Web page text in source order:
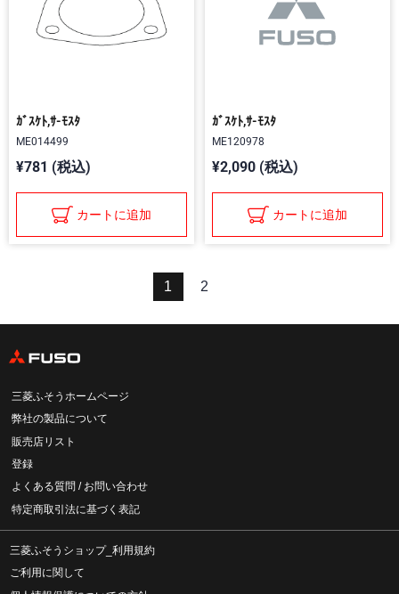
ｶﾞｽｹﾄ,ｻ-ﾓｽﾀ
ME014499
¥781 (税込)
カートに追加
ｶﾞｽｹﾄ,ｻ-ﾓｽﾀ
ME120978
¥2,090 (税込)
カートに追加
1 2
三菱ふそうホームページ
弊社の製品について
販売店リスト
登録
よくある質問 / お問い合わせ
特定商取引法に基づく表記
三菱ふそうショップ_利用規約
ご利用に関して